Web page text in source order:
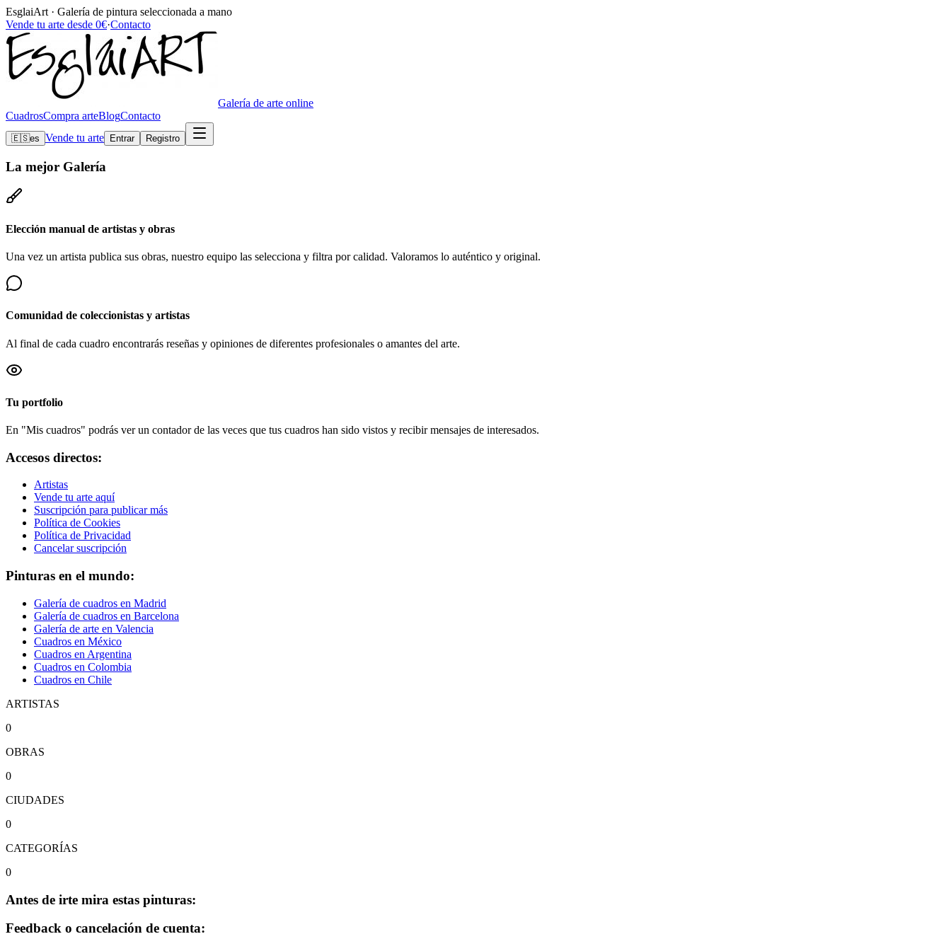
EsglaiArt · Galería de pintura seleccionada a mano
Vende tu arte desde 0€·Contacto
Galería de arte online
CuadrosCompra arteBlogContacto
🇪🇸es Vende tu arte Entrar Registro
La mejor Galería
Elección manual de artistas y obras
Una vez un artista publica sus obras, nuestro equipo las selecciona y filtra por calidad. Valoramos lo auténtico y original.
Comunidad de coleccionistas y artistas
Al final de cada cuadro encontrarás reseñas y opiniones de diferentes profesionales o amantes del arte.
Tu portfolio
En "Mis cuadros" podrás ver un contador de las veces que tus cuadros han sido vistos y recibir mensajes de interesados.
Accesos directos:
Artistas
Vende tu arte aquí
Suscripción para publicar más
Política de Cookies
Política de Privacidad
Cancelar suscripción
Pinturas en el mundo:
Galería de cuadros en Madrid
Galería de cuadros en Barcelona
Galería de arte en Valencia
Cuadros en México
Cuadros en Argentina
Cuadros en Colombia
Cuadros en Chile
ARTISTAS
0
OBRAS
0
CIUDADES
0
CATEGORÍAS
0
Antes de irte mira estas pinturas:
Feedback o cancelación de cuenta: